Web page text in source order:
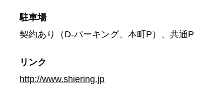
駐車場
契約あり（D-パーキング、本町P）、共通P
リンク
http://www.shiering.jp